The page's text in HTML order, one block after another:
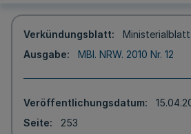
Verkündungsblatt
Ministerialblatt
Ausgabe
MBl. NRW. 2010 Nr. 12
Veröffentlichungsdatum
Seite
253